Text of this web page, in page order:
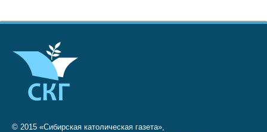
© 2015 «Сибирская католическая газета»,